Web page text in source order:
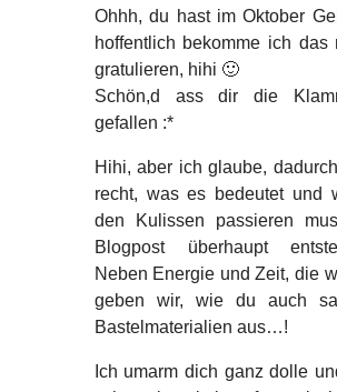
Ohhh, du hast im Oktober
hoffentlich bekomme ich das
gratulieren, hihi 🙂
Schön,d ass dir die
gefallen :*
Hihi, aber ich glaube,
recht, was es bedeutet und
den Kulissen passieren
Blogpost überhaupt
Neben Energie und Zeit, die
geben wir, wie du auch
Bastelmaterialien aus…!
Ich umarm dich ganz dolle